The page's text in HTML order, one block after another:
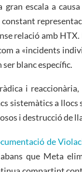
escala a
relació amb
a «incidents
blanc específic.
i reaccionària,
sistemàtics a llocs
i destrucció de
de
que Meta